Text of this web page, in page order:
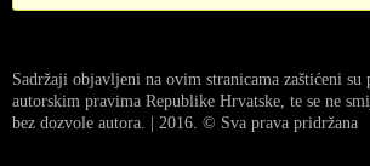
Sadržaji objavljeni na ovim stranicama zaštićeni su
autorskim pravima Republike Hrvatske, te se ne
bez dozvole autora. | 2016. © Sva prava pridržana